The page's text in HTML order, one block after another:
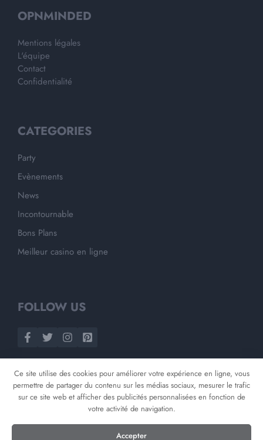
OPNMINDED
Mentions légales
L'équipe
Contact
Confidentialité
CATEGORIES
Party
Evènements
News
Incontournable
Bons Plans
Meilleur casino en ligne
FOLLOW US
©2026Opnminded
Ce site utilise des cookies pour améliorer votre expérience en ligne, vous
permettre de partager du contenu sur les médias sociaux, mesurer le trafic
sur ce site web et afficher des publicités personnalisées en fonction de
votre activité de navigation.
Accepter